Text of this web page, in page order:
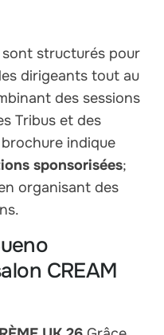
sont structurés pour
dirigeants tout au
des sessions
Tribus et des
indique
sponsorisées;
organisant des
CREAM